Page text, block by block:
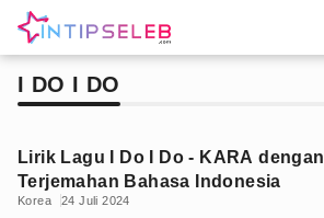
I DO I DO
Lirik Lagu I Do I Do - KARA dengan
Terjemahan Bahasa Indonesia
Korea 24 Juli 2024